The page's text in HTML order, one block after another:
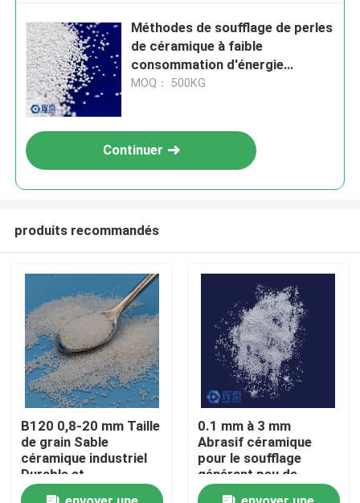
Aperçu
Produits
A propos de nous
Méthodes de soufflage de perles
de céramique à faible
consommation d'énergie
incorporant une plage de taille
MOQ： 500KG
Continuer
produits recommandés
B120 0,8-20 mm Taille
de grain Sable
céramique industriel
Durable et
performances
0.1 mm à 3 mm
Abrasif céramique
pour le soufflage
générant peu de
poussière Conçu pour